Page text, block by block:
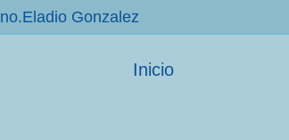
Gonzalez
Inicio